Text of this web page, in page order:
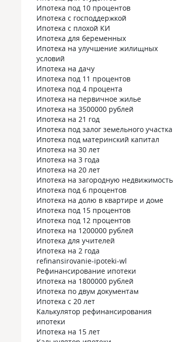
Ипотека под 10 процентов
Ипотека с господдержкой
Ипотека с плохой КИ
Ипотека для беременных
Ипотека на улучшение жилищных
условий
Ипотека на дачу
Ипотека под 11 процентов
Ипотека под 4 процента
Ипотека на первичное жилье
Ипотека на 3500000 рублей
Ипотека на 21 год
Ипотека под залог земельного участка
Ипотека под материнский капитал
Ипотека на 30 лет
Ипотека на 3 года
Ипотека на 20 лет
Ипотека на загородную недвижимость
Ипотека под 6 процентов
Ипотека на долю в квартире и доме
Ипотека под 15 процентов
Ипотека под 12 процентов
Ипотека на 1200000 рублей
Ипотека для учителей
Ипотека на 2 года
refinansirovanie-ipoteki-wl
Рефинансирование ипотеки
Ипотека на 1800000 рублей
Ипотека по двум документам
Ипотека с 20 лет
Калькулятор рефинансирования
ипотеки
Ипотека на 15 лет